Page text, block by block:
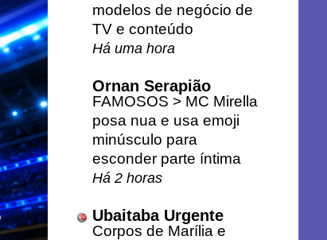
modelos de negócio de
TV e conteúdo
Há uma hora
Ornan Serapião
FAMOSOS > MC Mirella
posa nua e usa emoji
minúsculo para
esconder parte íntima
Há 2 horas
Ubaitaba Urgente
Corpos de Marília e